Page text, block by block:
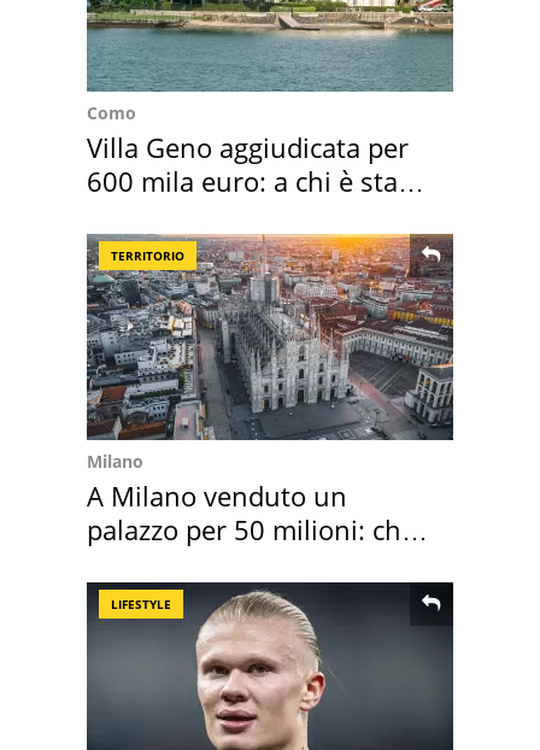
Como
Villa Geno aggiudicata per
600 mila euro: a chi è stata
TERRITORIO
Milano
A Milano venduto un
palazzo per 50 milioni: chi
LIFESTYLE